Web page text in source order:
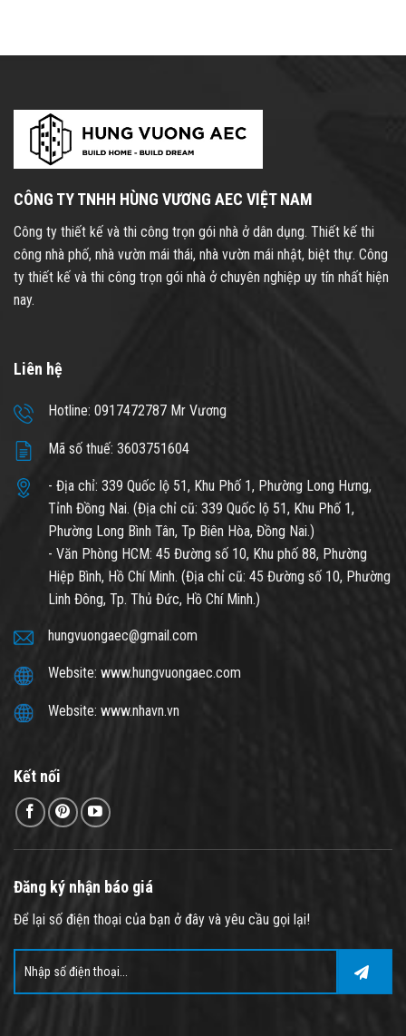
CÔNG TY TNHH HÙNG VƯƠNG AEC VIỆT NAM
Công ty thiết kế và thi công trọn gói nhà ở dân dụng. Thiết kế thi
công nhà phố, nhà vườn mái thái, nhà vườn mái nhật, biệt thự. Công
ty thiết kế và thi công trọn gói nhà ở chuyên nghiệp uy tín nhất hiện
nay.
Liên hệ
Hotline: 0917472787 Mr Vương
Mã số thuế: 3603751604
- Địa chỉ: 339 Quốc lộ 51, Khu Phố 1, Phường Long Hưng,
Tỉnh Đồng Nai. (Địa chỉ cũ: 339 Quốc lộ 51, Khu Phố 1,
Phường Long Bình Tân, Tp Biên Hòa, Đồng Nai.)
- Văn Phòng HCM: 45 Đường số 10, Khu phố 88, Phường
Hiệp Bình, Hồ Chí Minh. (Địa chỉ cũ: 45 Đường số 10, Phường
Linh Đông, Tp. Thủ Đức, Hồ Chí Minh.)
hungvuongaec@gmail.com
Website: www.hungvuongaec.com
Website: www.nhavn.vn
Kết nối
Đăng ký nhận báo giá
Để lại số điện thoại của bạn ở đây và yêu cầu gọi lại!